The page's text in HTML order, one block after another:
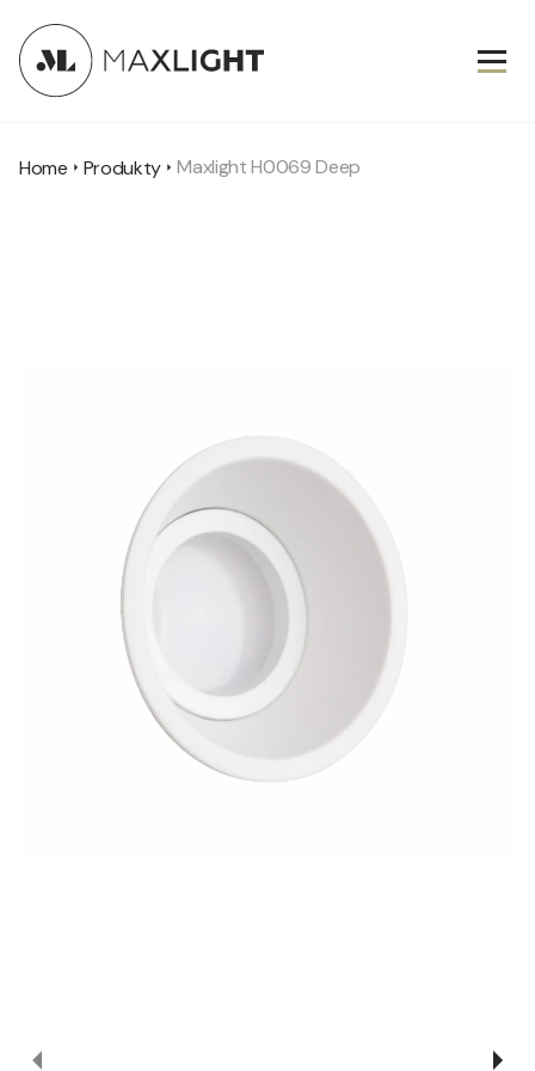
Home Produkty Maxlight H0069 Deep